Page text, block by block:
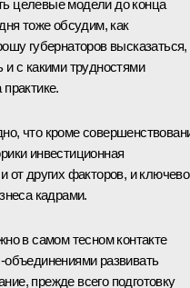
целевые модели до конца
тоже обсудим, как
губернаторов высказаться,
с какими трудностями
что кроме
инвестиционная
от других факторов, и
кадрами.
в самом тесном контакте
развивать
прежде всего подготовку